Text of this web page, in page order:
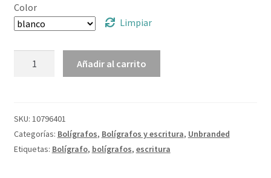
Color
Limpiar
"Fidget"
(tinta
negra)
Añadir al carrito
SKU: 10796401
Categorías: Bolígrafos, Bolígrafos y escritura, Unbranded
Etiquetas: Bolígrafo, bolígrafos, escritura